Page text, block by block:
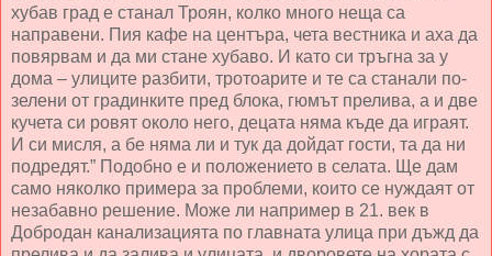
хубав град е станал Троян, колко много неща са
направени. Пия кафе на центъра, чета вестника и аха да
повярвам и да ми стане хубаво. И като си тръгна за у
дома – улиците разбити, тротоарите и те са станали по-
зелени от градинките пред блока, гюмът прелива, а и две
кучета си ровят около него, децата няма къде да играят.
И си мисля, а бе няма ли и тук да дойдат гости, та да ни
подредят.” Подобно е и положението в селата. Ще дам
само няколко примера за проблеми, които се нуждаят от
незабавно решение. Може ли например в 21. век в
Добродан канализацията по главната улица при дъжд да